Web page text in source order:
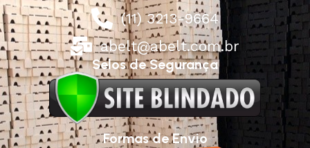
(11) 3213-9664
abelt@abelt.com.br
Selos de Segurança
Formas de Envio